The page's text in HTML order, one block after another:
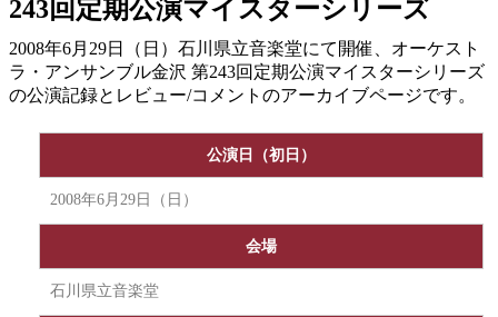
243回定期公演マイスターシリーズ
2008年6月29日（日）石川県立音楽堂にて開催、オーケスト
ラ・アンサンブル金沢 第243回定期公演マイスターシリーズ
の公演記録とレビュー/コメントのアーカイブページです。
公演日（初日）
2008年6月29日（日）
会場
石川県立音楽堂